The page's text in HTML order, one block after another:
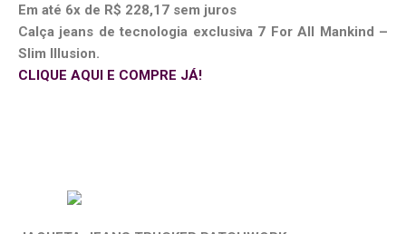
Em até 6x de R$ 228,17 sem juros
Calça jeans de tecnologia exclusiva 7 For All Mankind –
Slim Illusion.
CLIQUE AQUI E COMPRE JÁ!